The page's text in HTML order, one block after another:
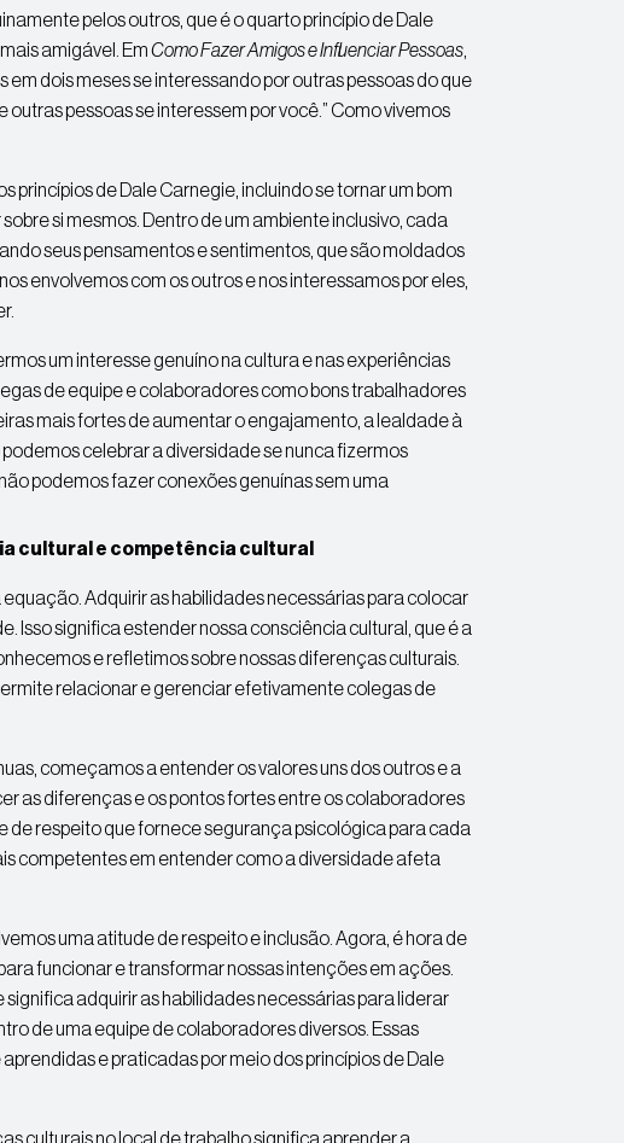
pelos outros, que é o quarto princípio de Dale
amigável. EmComo Fazer Amigos e Influenciar Pessoas
em dois meses se interessando por outras pessoas do que
pessoas se interessem por você.” Como vivemos
princípios de Dale Carnegie, incluindo se tornar um bom
si mesmos. Dentro de um ambiente inclusivo, cada
seus pensamentos e sentimentos, que são moldados
envolvemos com os outros e nos interessamos por eles,
um interesse genuíno na cultura e nas experiências
de equipe e colaboradores como bons trabalhadores
mais fortes de aumentar o engajamento, a lealdade à
celebrar a diversidade se nunca fizermos
podemos fazer conexões genuínas sem uma
cultural e competência cultural
Adquirir as habilidades necessárias para colocar
Isso significa estender nossa consciência cultural, que é a
e refletimos sobre nossas diferenças culturais.
relacionar e gerenciar efetivamente colegas de
começamos a entender os valores uns dos outros e a
as diferenças e os pontos fortes entre os colaboradores
de respeito que fornece segurança psicológica para cada
competentes em entender como a diversidade afeta
uma atitude de respeito e inclusão. Agora, é hora de
funcionar e transformar nossas intenções em ações.
adquirir as habilidades necessárias para liderar
de uma equipe de colaboradores diversos. Essas
e praticadas por meio dos princípios de Dale
culturais no local de trabalho significa aprender a